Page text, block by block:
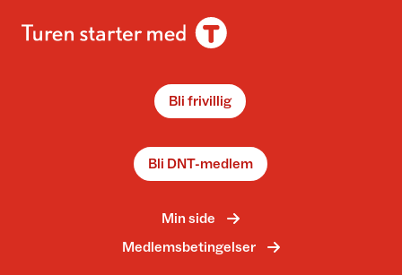
Bli frivillig
Bli DNT-medlem
Min side
Medlemsbetingelser